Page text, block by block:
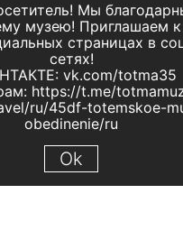
Мы
музею! Приглашаем
страницах в
сетях!
vk.com/totma35
https://t.me/
ru/45df-totemskoe-
obedinenie/ru
Ok